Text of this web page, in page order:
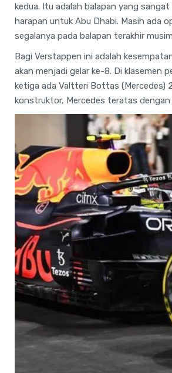
kedua. Itu adalah balapan yang
harapan untuk Abu Dhabi. Masih ada
segalanya pada balapan terakhir
Bagi Verstappen ini adalah
akan menjadi gelar ke-8. Di klasemen
ketiga ada Valtteri Bottas (Mercedes)
konstruktor, Mercedes teratas